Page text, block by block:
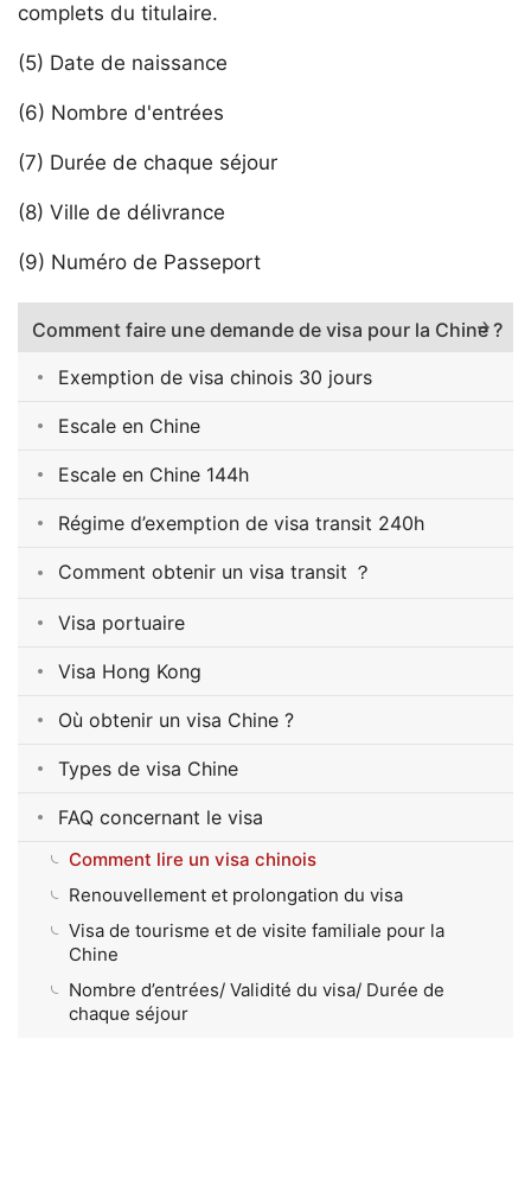
complets du titulaire.
(5) Date de naissance
(6) Nombre d'entrées
(7) Durée de chaque séjour
(8) Ville de délivrance
(9) Numéro de Passeport
Comment faire une demande de visa pour la Chine ?
Exemption de visa chinois 30 jours
Escale en Chine
Escale en Chine 144h
Régime d’exemption de visa transit 240h
Comment obtenir un visa transit ？
Visa portuaire
Visa Hong Kong
Où obtenir un visa Chine ?
Types de visa Chine
FAQ concernant le visa
Comment lire un visa chinois
Renouvellement et prolongation du visa
Visa de tourisme et de visite familiale pour la
Chine
Nombre d’entrées/ Validité du visa/ Durée de
chaque séjour